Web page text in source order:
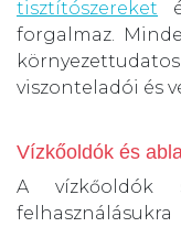
tisztítószereket
forgalmaz.
viszonteladói és
Vízkőoldók és
A vízkőoldók